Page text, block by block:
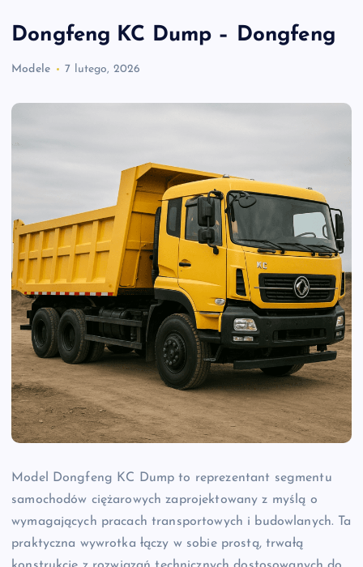
Dongfeng KC Dump – Dongfeng
Modele 7 lutego, 2026
Model Dongfeng KC Dump to reprezentant segmentu
samochodów ciężarowych zaprojektowany z myślą o
wymagających pracach transportowych i budowlanych. Ta
praktyczna wywrotka łączy w sobie prostą, trwałą